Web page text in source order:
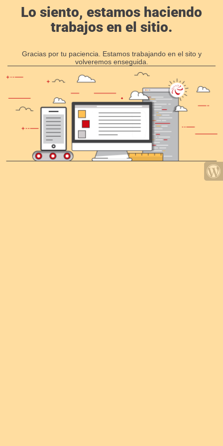
Lo siento, estamos haciendo
trabajos en el sitio.
Gracias por tu paciencia. Estamos trabajando en el sito y
volveremos enseguida.